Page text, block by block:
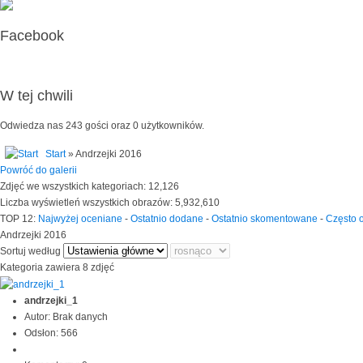
Facebook
W tej chwili
Odwiedza nas 243 gości oraz 0 użytkowników.
Start» Andrzejki 2016
Powróć do galerii
Zdjęć we wszystkich kategoriach: 12,126
Liczba wyświetleń wszystkich obrazów: 5,932,610
TOP 12: Najwyżej oceniane - Ostatnio dodane - Ostatnio skomentowane - Często
Andrzejki 2016
Sortuj według
Kategoria zawiera 8 zdjęć
andrzejki_1
Autor: Brak danych
Odsłon: 566